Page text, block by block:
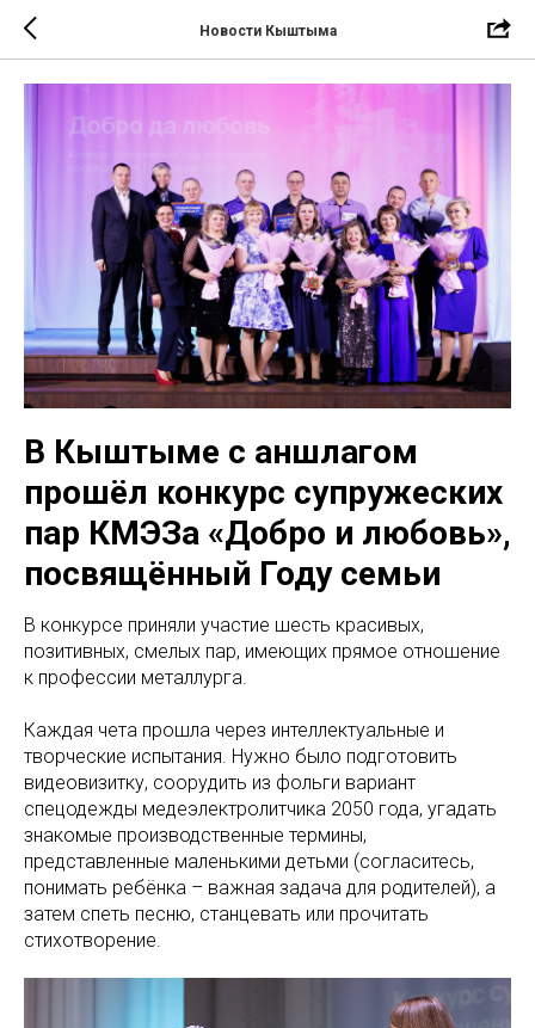
Новости Кыштыма
В Кыштыме с аншлагом
прошёл конкурс супружеских
пар КМЭЗа «Добро и любовь»,
посвящённый Году семьи
В конкурсе приняли участие шесть красивых,
позитивных, смелых пар, имеющих прямое отношение
к профессии металлурга.
Каждая чета прошла через интеллектуальные и
творческие испытания. Нужно было подготовить
видеовизитку, соорудить из фольги вариант
спецодежды медеэлектролитчика 2050 года, угадать
знакомые производственные термины,
представленные маленькими детьми (согласитесь,
понимать ребёнка – важная задача для родителей), а
затем спеть песню, станцевать или прочитать
стихотворение.